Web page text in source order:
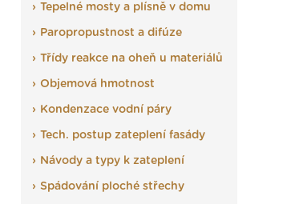
Tepelné mosty a plísně v domu
Paropropustnost a difúze
Třídy reakce na oheň u materiálů
Objemová hmotnost
Kondenzace vodní páry
Tech. postup zateplení fasády
Návody a typy k zateplení
Spádování ploché střechy